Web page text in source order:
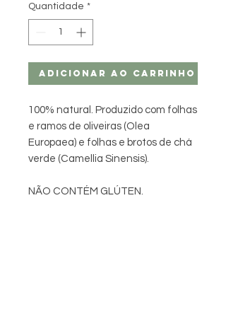
Quantidade *
Adicionar ao carrinho
100% natural. Produzido com folhas
e ramos de oliveiras (Olea
Europaea) e folhas e brotos de chá
verde (Camellia Sinensis).
NÃO CONTÉM GLÚTEN.